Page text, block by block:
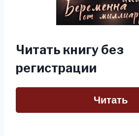
Читать книгу без
регистрации
Читать